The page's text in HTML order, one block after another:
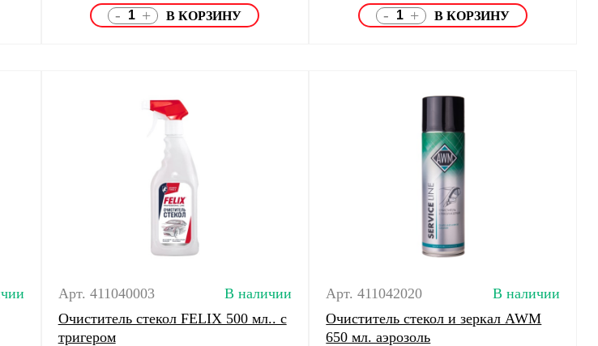
- + - +
Арт. 411040003
В наличии
Очиститель стекол FELIX 500 мл.. с
тригером
Арт. 411042020
В наличии
Очиститель стекол и зеркал AWM
650 мл. аэрозоль